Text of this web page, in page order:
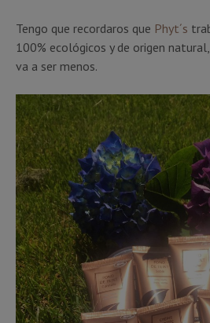
Tengo que recordaros que Phyt´s
100% ecológicos y de origen
va a ser menos.